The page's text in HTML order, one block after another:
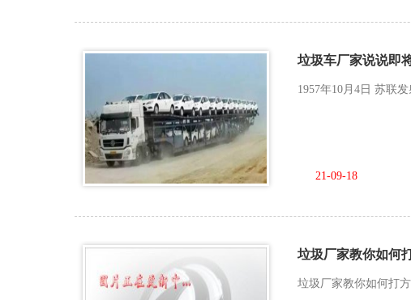
垃圾车厂家说说即
1957年10月4日 苏联
21-09-18
垃圾厂家教你如何
垃圾厂家教你如何打